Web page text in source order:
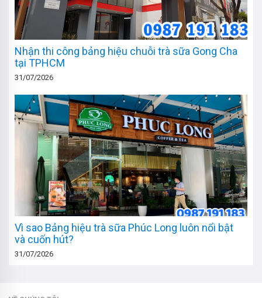
Nhận thi công bảng hiệu chuỗi trà sữa Gong Cha
tại TPHCM
31/07/2026
Vì sao Bảng hiệu trà sữa Phúc Long luôn nổi bật
và cuốn hút?
31/07/2026